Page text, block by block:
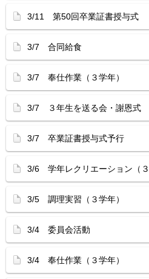
3/11 第50回卒業証書授与式
3/7 合同給食
3/7 奉仕作業（３学年）
3/7 ３年生を送る会・謝恩式
3/7 卒業証書授与式予行
3/6 学年レクリエーション（３
3/5 調理実習（３学年）
3/4 委員会活動
3/4 奉仕作業（３学年）